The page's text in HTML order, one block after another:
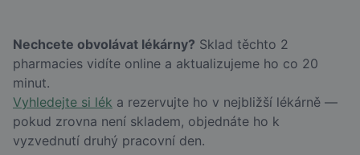
Nechcete obvolávat lékárny? Sklad těchto 2
pharmacies vidíte online a aktualizujeme ho co 20
minut.
Vyhledejte si lék a rezervujte ho v nejbližší lékárně —
pokud zrovna není skladem, objednáte ho k
vyzvednutí druhý pracovní den.